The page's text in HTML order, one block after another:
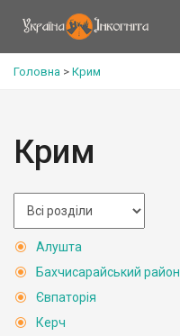
Головна > Крим
Крим
Алушта
Бахчисарайський район
Євпаторія
Керч